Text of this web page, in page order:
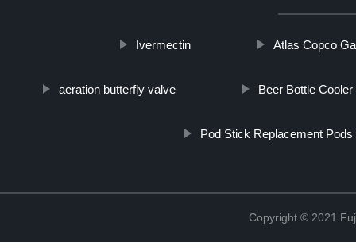
Ivermectin Atlas Copco
aeration butterfly valve Beer Bottle
Pod Stick Replacement Pods
Copyright © 2021